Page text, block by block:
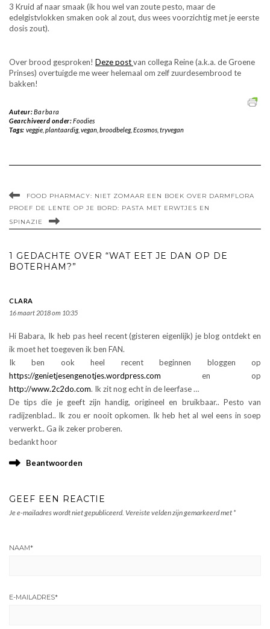
3 Kruid af naar smaak (ik hou wel van zoute pesto, maar de
edelgistvlokken smaken ook al zout, dus wees voorzichtig met je eerste
dosis zout).
Over brood gesproken! Deze postvan collega Reine (a.k.a. de Groene
Prinses) overtuigde me weer helemaal om zelf zuurdesembrood te
bakken!
Auteur:Barbara
Gearchiveerd onder:Foodies
Tags: veggie, plantaardig, vegan, broodbeleg, Ecosmos, tryvegan
FOOD PHARMACY: NIET ZOMAAR EEN BOEK OVER DARMFLORA
PROEF DE LENTE OP JE BORD: PASTA MET ERWTJES EN
SPINAZIE
1 GEDACHTE OVER “WAT EET JE DAN OP DE
BOTERHAM?”
CLARA
16 maart 2018 om 10:35
Hi Babara, Ik heb pas heel recent (gisteren eigenlijk) je blog ontdekt en
ik moet het toegeven ik ben FAN.
Ik ben ook heel recent beginnen bloggen op
https://genietjesengenotjes.wordpress.com en op
http://www.2c2do.com. Ik zit nog echt in de leerfase …
De tips die je geeft zijn handig, origineel en bruikbaar.. Pesto van
radijzenblad.. Ik zou er nooit opkomen. Ik heb het al wel eens in soep
verwerkt.. Ga ik zeker proberen.
bedankt hoor
Beantwoorden
GEEF EEN REACTIE
Je e-mailadres wordt niet gepubliceerd. Vereiste velden zijn gemarkeerd met *
NAAM*
E-MAILADRES*